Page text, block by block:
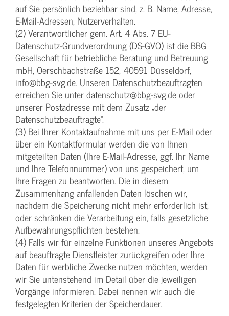
auf Sie persönlich beziehbar sind, z. B. Name, Adresse,
E-Mail-Adressen, Nutzerverhalten.
(2) Verantwortlicher gem. Art. 4 Abs. 7 EU-
Datenschutz-Grundverordnung (DS-GVO) ist die BBG
Gesellschaft für betriebliche Beratung und Betreuung
mbH, Oerschbachstraße 152, 40591 Düsseldorf,
info@bbg-svg.de. Unseren Datenschutzbeauftragten
erreichen Sie unter datenschutz@bbg-svg.de oder
unserer Postadresse mit dem Zusatz „der
Datenschutzbeauftragte“.
(3) Bei Ihrer Kontaktaufnahme mit uns per E-Mail oder
über ein Kontaktformular werden die von Ihnen
mitgeteilten Daten (Ihre E-Mail-Adresse, ggf. Ihr Name
und Ihre Telefonnummer) von uns gespeichert, um
Ihre Fragen zu beantworten. Die in diesem
Zusammenhang anfallenden Daten löschen wir,
nachdem die Speicherung nicht mehr erforderlich ist,
oder schränken die Verarbeitung ein, falls gesetzliche
Aufbewahrungspflichten bestehen.
(4) Falls wir für einzelne Funktionen unseres Angebots
auf beauftragte Dienstleister zurückgreifen oder Ihre
Daten für werbliche Zwecke nutzen möchten, werden
wir Sie untenstehend im Detail über die jeweiligen
Vorgänge informieren. Dabei nennen wir auch die
festgelegten Kriterien der Speicherdauer.